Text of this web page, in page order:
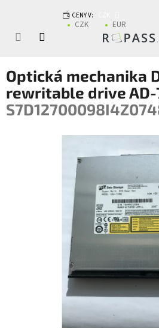
CENY V:
CZK EUR
Optická mechanika
rewritable drive AD-